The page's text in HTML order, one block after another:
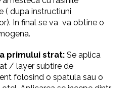
( dupa instructiuni
In final se va va obtine o
primului strat: Se aplica
/ layer subtire de
folosind o spatula sau o